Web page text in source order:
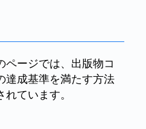
ページでは、出版物コ
達成基準を満たす方法
ています。